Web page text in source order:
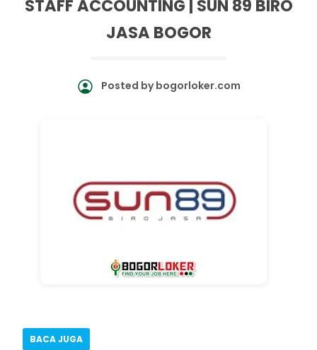
STAFF ACCOUNTING | SUN 89 BIRO
JASA BOGOR
Posted bybogorloker.com
BACA JUGA